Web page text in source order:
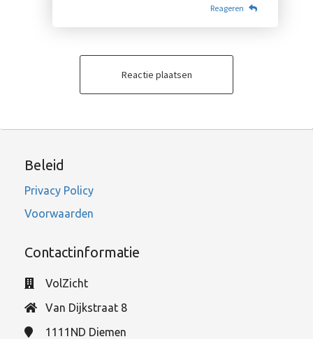
Reageren
Reactie plaatsen
Beleid
Privacy Policy
Voorwaarden
Contactinformatie
VolZicht
Van Dijkstraat 8
1111ND Diemen